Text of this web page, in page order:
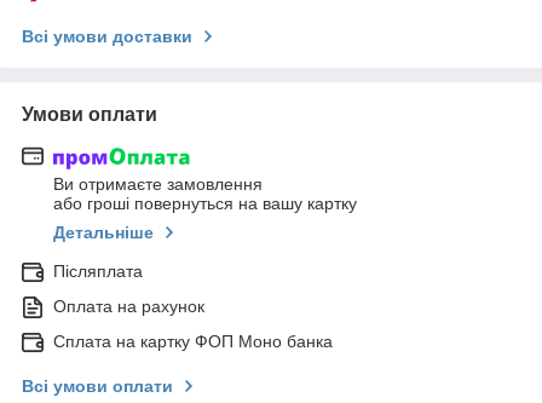
Всі умови доставки
Умови оплати
Ви отримаєте замовлення
або гроші повернуться на вашу картку
Детальніше
Післяплата
Оплата на рахунок
Сплата на картку ФОП Моно банка
Всі умови оплати